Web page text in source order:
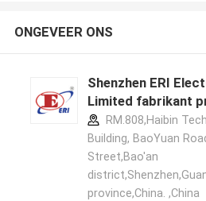
ONGEVEER ONS
Shenzhen ERI
Limited fabrikant
RM.808,Haibin
Building, BaoYuan
Street,Bao'an
province,China. ,China